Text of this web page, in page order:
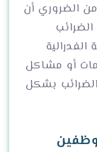
الضروري أن
أو مشاكل
بشكل